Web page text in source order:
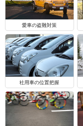
愛車の盗難対策
社用車の位置把握